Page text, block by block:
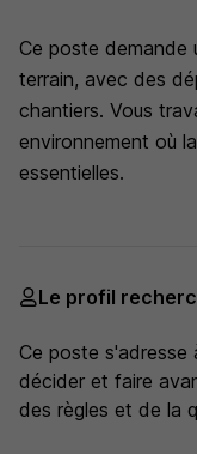
Ce poste demande
terrain, avec des
chantiers. Vous
environnement où
essentielles.
Le profil
Ce poste s'adresse
décider et faire
des règles et de la